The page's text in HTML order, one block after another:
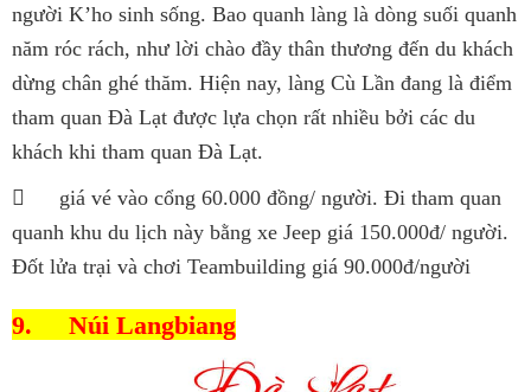
người K’ho sinh sống. Bao quanh làng là dòng suối quanh
năm róc rách, như lời chào đầy thân thương đến du khách
dừng chân ghé thăm. Hiện nay, làng Cù Lần đang là điểm
tham quan Đà Lạt được lựa chọn rất nhiều bởi các du
khách khi tham quan Đà Lạt.

giá vé vào cổng 60.000 đồng/ người. Đi tham quan
quanh khu du lịch này bằng xe Jeep giá 150.000đ/ người.
Đốt lửa trại và chơi Teambuilding giá 90.000đ/người
9. Núi Langbiang